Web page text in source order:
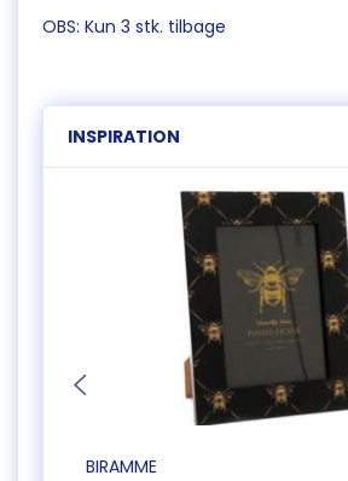
OBS: Kun 3 stk. tilbage
INSPIRATION
BIRAMME